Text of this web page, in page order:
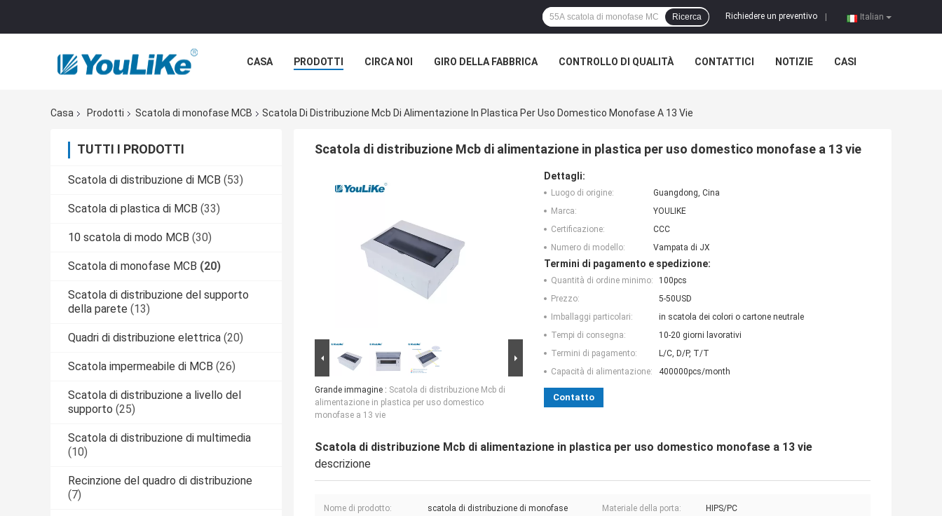
Italian
Richiedere un preventivo
Ricerca
CASA PRODOTTI CIRCA NOI GIRO DELLA FABBRICA CONTROLLO DI QUALITÀ CONTATTICI NOTIZIE CASI
Casa Prodotti Scatola di monofase MCB Scatola Di Distribuzione Mcb Di Alimentazione In Plastica Per Uso Domestico Monofase A 13 Vie
TUTTI I PRODOTTI
Scatola di distribuzione di MCB (53)
Scatola di plastica di MCB (33)
10 scatola di modo MCB (30)
Scatola di monofase MCB (20)
Scatola di distribuzione del supporto
della parete (13)
Quadri di distribuzione elettrica (20)
Scatola impermeabile di MCB (26)
Scatola di distribuzione a livello del
supporto (25)
Scatola di distribuzione di multimedia
(10)
Recinzione del quadro di distribuzione
(7)
Scatola di distribuzione Mcb di alimentazione in plastica per uso domestico monofase a 13 vie
Grande immagine : Scatola di distribuzione Mcb di
alimentazione in plastica per uso domestico
monofase a 13 vie
Dettagli:
Luogo di origine:
Guangdong, Cina
Marca:
YOULIKE
Certificazione:
CCC
Numero di modello:
Vampata di JX
Termini di pagamento e spedizione:
Quantità di ordine minimo:
100pcs
Prezzo:
5-50USD
Imballaggi particolari:
in scatola dei colori o cartone neutrale
Tempi di consegna:
10-20 giorni lavorativi
Termini di pagamento:
L/C, D/P, T/T
Capacità di alimentazione:
400000pcs/month
Contatto
Scatola di distribuzione Mcb di alimentazione in plastica per uso domestico monofase a 13 vie
descrizione
Nome di prodotto: scatola di distribuzione di monofase Materiale della porta: HIPS/PC